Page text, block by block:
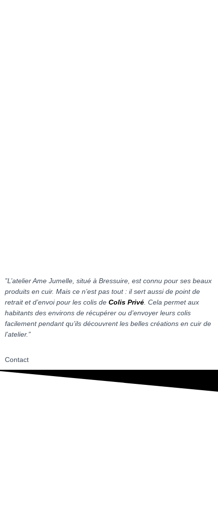
”L’atelier Ame Jumelle, situé à Bressuire, est connu pour ses beaux
produits en cuir. Mais ce n’est pas tout : il sert aussi de point de
retrait et d’envoi pour les colis de Colis Privé. Cela permet aux
habitants des environs de récupérer ou d’envoyer leurs colis
facilement pendant qu’ils découvrent les belles créations en cuir de
l’atelier.”
Contact